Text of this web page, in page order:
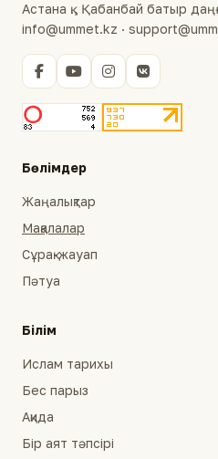
Астана қ., Қабанбай батыр
info@ummet.kz ·
Бөлімдер
Жаңалықтар
Мақалалар
Сұрақ-жауап
Пәтуа
Білім
Ислам тарихы
Бес парыз
Ақида
Бір аят тәпсірі